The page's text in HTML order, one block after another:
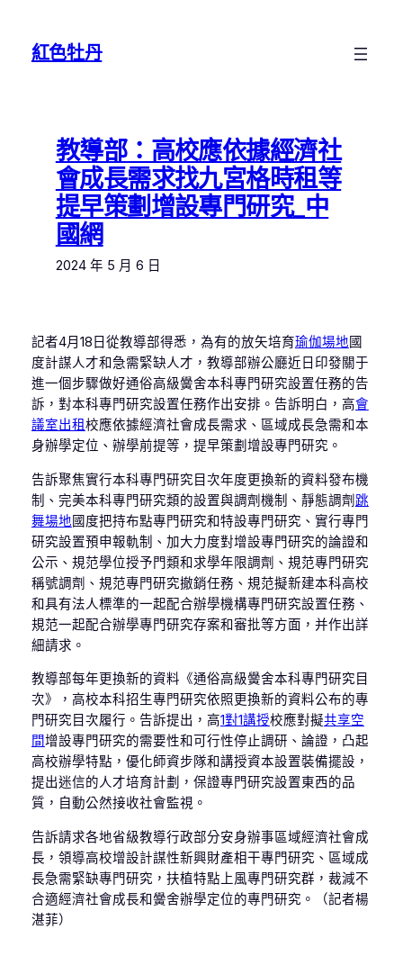
紅色牡丹
教導部：高校應依據經濟社
會成長需求找九宮格時租等
提早策劃增設專門研究_中
國網
2024 年 5 月 6 日
記者4月18日從教導部得悉，為有的放矢培育瑜伽場地國
度計謀人才和急需緊缺人才，教導部辦公廳近日印發關于
進一個步驟做好通俗高級黌舍本科專門研究設置任務的告
訴，對本科專門研究設置任務作出安排。告訴明白，高會
議室出租校應依據經濟社會成長需求、區域成長急需和本
身辦學定位、辦學前提等，提早策劃增設專門研究。
告訴聚焦實行本科專門研究目次年度更換新的資料發布機
制、完美本科專門研究類的設置與調劑機制、靜態調劑 跳
舞場地國度把持布點專門研究和特設專門研究、實行專門
研究設置預申報軌制、加大力度對增設專門研究的論證和
公示、規范學位授予門類和求學年限調劑、規范專門研究
稱號調劑、規范專門研究撤銷任務、規范擬新建本科高校
和具有法人標準的一起配合辦學機構專門研究設置任務、
規范一起配合辦學專門研究存案和審批等方面，并作出詳
細請求。
教導部每年更換新的資料《通俗高級黌舍本科專門研究目
次》，高校本科招生專門研究依照更換新的資料公布的專
門研究目次履行。告訴提出，高1對1講授校應對擬共享空
間增設專門研究的需要性和可行性停止調研、論證，凸起
高校辦學特點，優化師資步隊和講授資本設置裝備擺設，
提出迷信的人才培育計劃，保證專門研究設置東西的品
質，自動公然接收社會監視。
告訴請求各地省級教導行政部分安身辦事區域經濟社會成
長，領導高校增設計謀性新興財產相干專門研究、區域成
長急需緊缺專門研究，扶植特點上風專門研究群，裁減不
合適經濟社會成長和黌舍辦學定位的專門研究。（記者楊
湛菲）